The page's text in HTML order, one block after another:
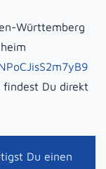
Württemberg
findest Du direkt
Du einen